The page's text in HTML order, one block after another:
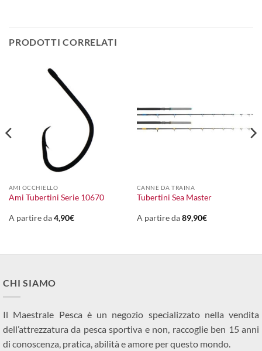
PRODOTTI CORRELATI
AMI OCCHIELLO
Ami Tubertini Serie 10670
A partire da4,90€
CANNE DA TRAINA
Tubertini Sea Master
A partire da89,90€
CHI SIAMO
Il Maestrale Pesca è un negozio specializzato nella vendita
dell’attrezzatura da pesca sportiva e non, raccoglie ben 15 anni
di conoscenza, pratica, abilità e amore per questo mondo.